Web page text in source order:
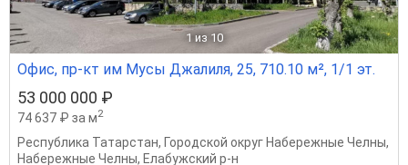
1 из 10
Офис, пр-кт им Мусы Джалиля, 25, 710.10 м², 1/1 эт.
53 000 000 ₽
74 637 ₽ за м2
Республика Татарстан, Городской округ Набережные Челны,
Набережные Челны, Елабужский р-н